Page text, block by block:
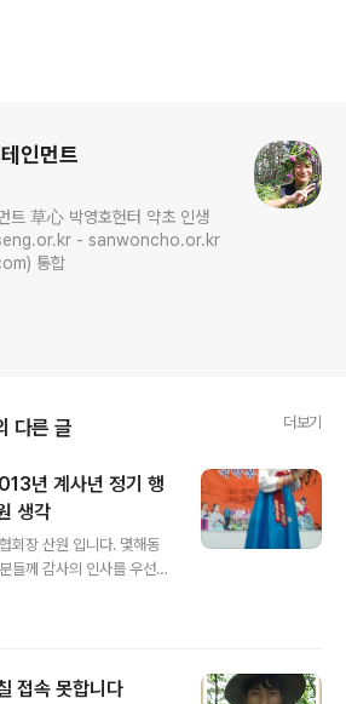
인먼트
트 草心 박영호헌터 약초 인생
통합
다른 글 더보기
년 계사년 정기 행
생각
회장 산원 입니다. 몇해동
들께 감사의 인사를 우선
대한 글을 오늘 올립니다.
연수원에서 행사를 거행
접속 못합니다